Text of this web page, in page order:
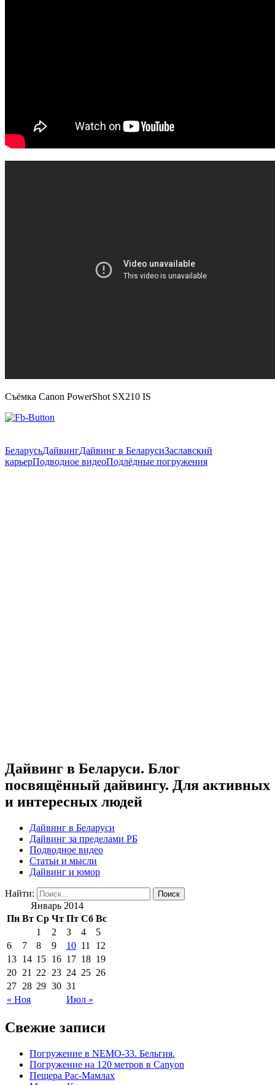
Съёмка Canon PowerShot SX210 IS
БеларусьДайвингДайвинг в БеларусиЗаславский
карьерПодводное видеоПодлёдные погружения
Дайвинг в Беларуси. Блог
посвящённый дайвингу. Для активных
и интересных людей
Дайвинг в Беларуси
Дайвинг за пределами РБ
Подводное видео
Статьи и мысли
Дайвинг и юмор
Найти:
Январь 2014
Пн Вт Ср Чт Пт Сб Вс
« Ноя Июл »
1 2 3 4
5
6
7 8 9 10 11
12
13 14 15 16 17 18 19
20 21 22 23 24 25 26
27 28 29 30 31
Свежие записи
Погружение в NEMO-33. Бельгия.
Погружение на 120 метров в Canyon
Пещера Рас-Мамлах